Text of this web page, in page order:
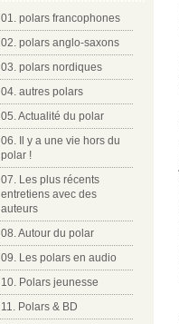
01. polars francophones
02. polars anglo-saxons
03. polars nordiques
04. autres polars
05. Actualité du polar
06. Il y a une vie hors du
polar !
07. Les plus récents
entretiens avec des
auteurs
08. Autour du polar
09. Les polars en audio
10. Polars jeunesse
11. Polars & BD